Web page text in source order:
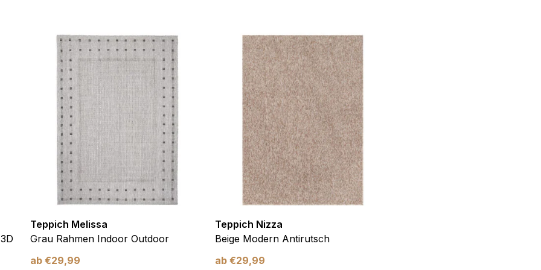
Teppich Melissa
Grau Rahmen Indoor Outdoor
ab €29,99
Teppich Nizza
Beige Modern Antirutsch
ab €29,99
sammeln und melden.
verwendet, um Benutzer über Websites hinweg zu verfolgen. Das Ziel ist es, Anzeigen
Benutzer relevant und ansprechend sind und somit wertvoller für Herausgeber und
sind solche, die analysiert werden und noch keiner Kategorie zugeordnet wurden.